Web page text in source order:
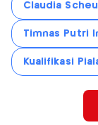
Claudia
Timnas Putri
Kualifikasi